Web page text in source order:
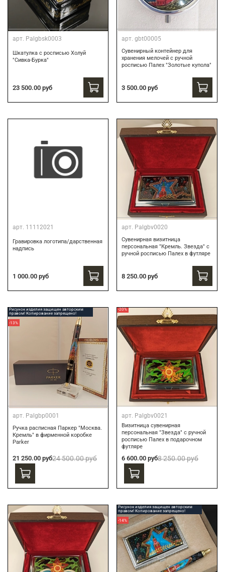
арт. Palgbsk0003
Шкатулка с росписью Холуй
"Сивка-Бурка"
23 500.00 руб
арт. gbt00005
Сувенирный контейнер для
хранения мелочей с ручной
росписью Палех "Золотые купола"
3 500.00 руб
арт. 11112021
Гравировка логотипа/дарственная
надпись
1 000.00 руб
арт. Palgbv0020
Сувенирная визитница
персональная "Кремль. Звезда" с
ручной росписью Палех в футляре
8 250.00 руб
Рисунок изделия защищен авторским
правом! Копирование запрещено!
-13%
арт. Palgbp0001
Ручка расписная Паркер "Москва.
Кремль" в фирменной коробке
Parker
21 250.00 руб24 500.00 руб
-20%
арт. Palgbv0021
Визитница сувенирная
персональная "Звезда" с ручной
росписью Палех в подарочном
футляре
6 600.00 руб8 250.00 руб
Рисунок изделия защищен авторским
правом! Копирование запрещено!
-14%